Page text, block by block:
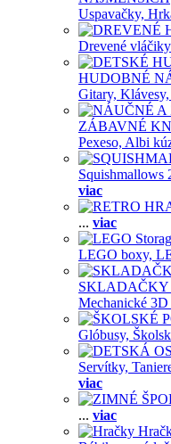
Uspavačky,
Drevené
HUDOBNÉ
Gitary, Klávesy,
ZÁBAVNÉ
Pexeso, Albi
Squishmallows
viac
... viac
LEGO boxy,
SKLADAČKY
Mechanické 3D
Glóbusy,
Servítky,
viac
... viac